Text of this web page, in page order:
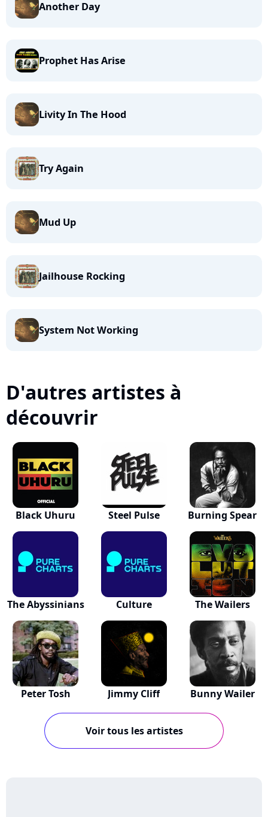
Another Day
Prophet Has Arise
Livity In The Hood
Try Again
Mud Up
Jailhouse Rocking
System Not Working
D'autres artistes à
découvrir
Black Uhuru Steel Pulse Burning Spear
The Abyssinians Culture The Wailers
Peter Tosh Jimmy Cliff Bunny Wailer
Voir tous les artistes